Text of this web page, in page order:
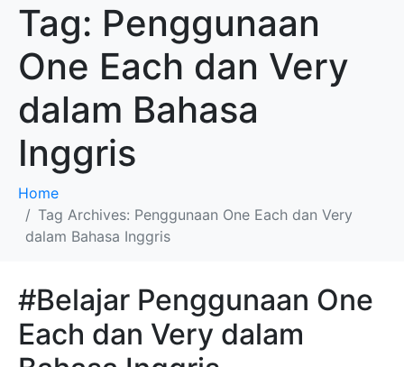
Tag: Penggunaan
One Each dan Very
dalam Bahasa
Inggris
Home
Tag Archives: Penggunaan One Each dan Very
dalam Bahasa Inggris
#Belajar Penggunaan One
Each dan Very dalam